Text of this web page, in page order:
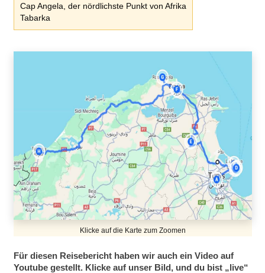
Cap Angela, der nördlichste Punkt von Afrika
Tabarka
Klicke auf die Karte zum Zoomen
Für diesen Reisebericht haben wir auch ein Video auf
Youtube gestellt. Klicke auf unser Bild, und du bist „live“